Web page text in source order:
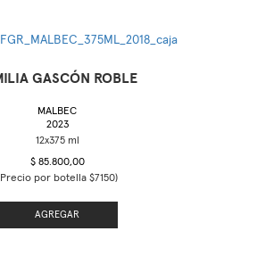
GASCÓN ROBLE
MALBEC
2023
$ 85.800,00
por botella $7150)
AGREGAR